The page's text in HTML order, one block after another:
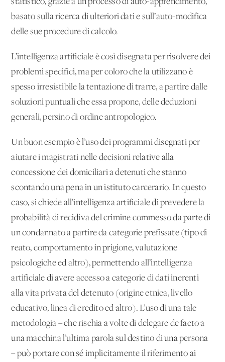
basato sulla ricerca di ulteriori dati e sull’auto-modifica
delle sue procedure di calcolo.
L’intelligenza artificiale è così disegnata per risolvere dei
problemi specifici, ma per coloro che la utilizzano è
spesso irresistibile la tentazione di trarre, a partire dalle
soluzioni puntuali che essa propone, delle deduzioni
generali, persino di ordine antropologico.
Un buon esempio è l’uso dei programmi disegnati per
aiutare i magistrati nelle decisioni relative alla
concessione dei domiciliari a detenuti che stanno
scontando una pena in un istituto carcerario. In questo
caso, si chiede all’intelligenza artificiale di prevedere la
probabilità di recidiva del crimine commesso da parte di
un condannato a partire da categorie prefissate (tipo di
reato, comportamento in prigione, valutazione
psicologiche ed altro), permettendo all’intelligenza
artificiale di avere accesso a categorie di dati inerenti
alla vita privata del detenuto (origine etnica, livello
educativo, linea di credito ed altro). L’uso di una tale
metodologia – che rischia a volte di delegare de facto a
una macchina l’ultima parola sul destino di una persona
– può portare con sé implicitamente il riferimento ai